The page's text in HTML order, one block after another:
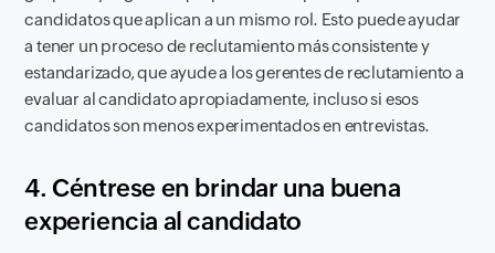
candidatos que aplican a un mismo rol. Esto puede ayudar
a tener un proceso de reclutamiento más consistente y
estandarizado, que ayude a los gerentes de reclutamiento a
evaluar al candidato apropiadamente, incluso si esos
candidatos son menos experimentados en entrevistas.
4. Céntrese en brindar una buena
experiencia al candidato